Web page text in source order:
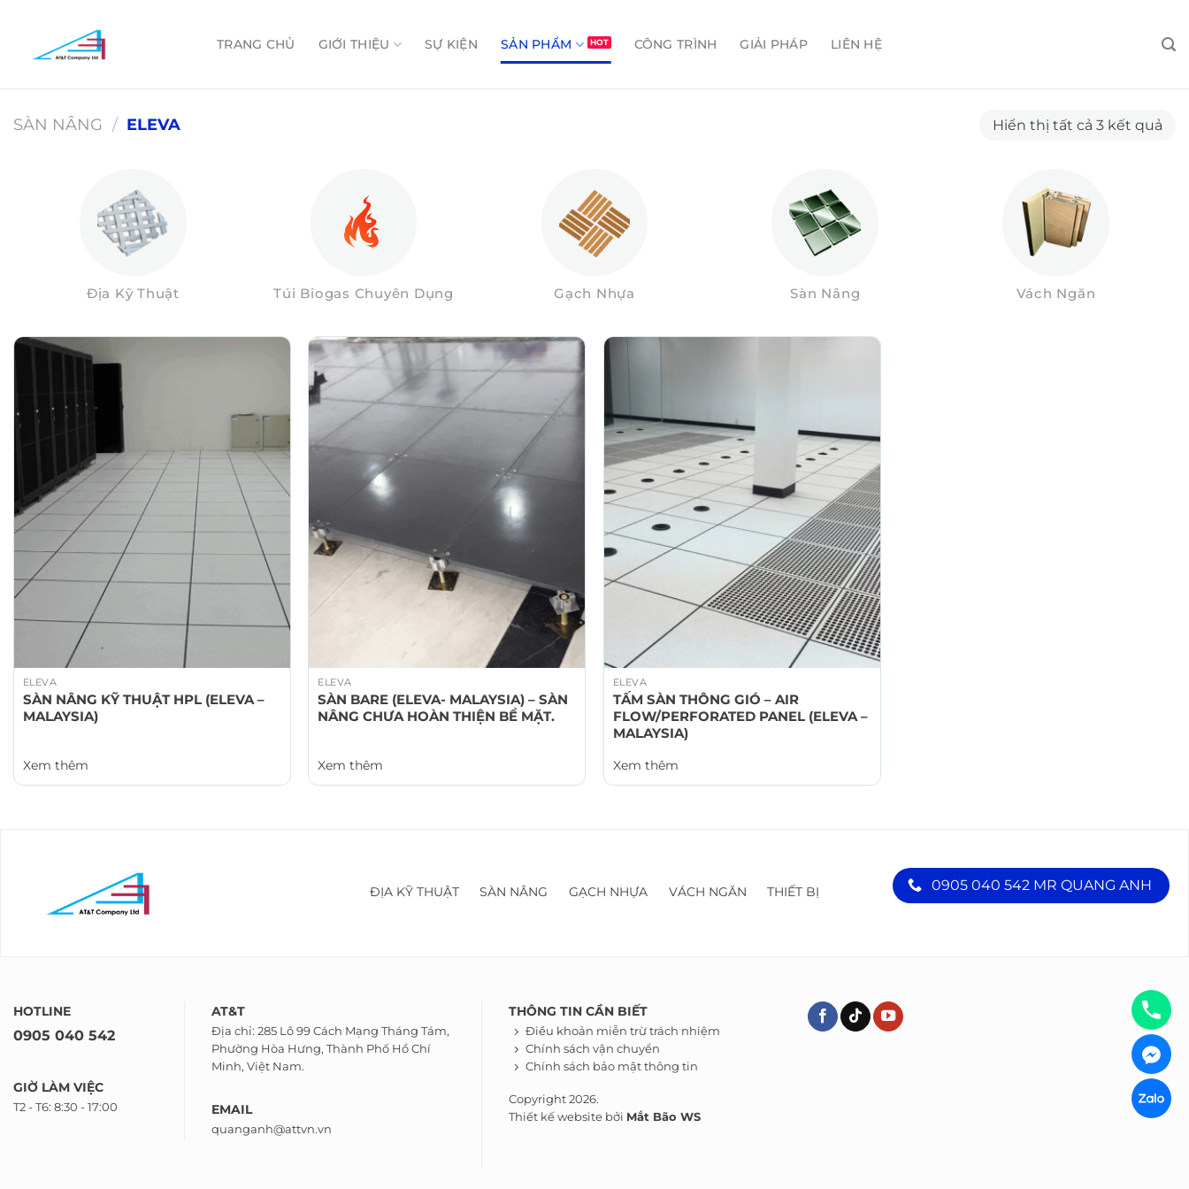
content
TRANG CHỦ GIỚI THIỆU SỰ KIỆN SẢN PHẨM CÔNG TRÌNH GIẢI PHÁP LIÊN HỆ
SÀN NÂNG / ELEVA Hiển thị tất cả 3 kết quả
Địa Kỹ Thuật Túi Biogas Chuyên Dụng Gạch Nhựa Sàn Nâng Vách Ngăn
ELEVA
SÀN NÂNG KỸ THUẬT HPL (ELEVA –
MALAYSIA)
Xem thêm
ELEVA
SÀN BARE (ELEVA- MALAYSIA) – SÀN
NÂNG CHƯA HOÀN THIỆN BỀ MẶT.
Xem thêm
ELEVA
TẤM SÀN THÔNG GIÓ – AIR
FLOW/PERFORATED PANEL (ELEVA –
MALAYSIA)
Xem thêm
ĐỊA KỸ THUẬT SÀN NÂNG GẠCH NHỰA VÁCH NGĂN THIẾT BỊ 0905 040 542 MR QUANG ANH
HOTLINE
0905 040 542
GIỜ LÀM VIỆC
T2 - T6: 8:30 - 17:00
AT&T
Địa chỉ: 285 Lô 99 Cách Mạng Tháng Tám,
Phường Hòa Hưng, Thành Phố Hồ Chí
Minh, Việt Nam.
EMAIL
quanganh@attvn.vn
THÔNG TIN CẦN BIẾT
Điều khoản miễn trừ trách nhiệm
Chính sách vận chuyển
Chính sách bảo mật thông tin
Copyright 2026.
Thiết kế website bởi Mắt Bão WS